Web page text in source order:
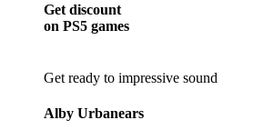
Get discount
on PS5 games
Get ready to impressive sound
Alby Urbanears